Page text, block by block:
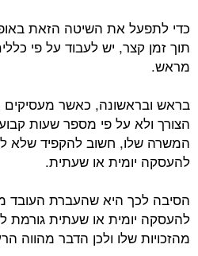
כדי לתפעל את השיטה הזאת
תוך זמן קצר, יש לעבוד על פי
מראש.
בראש ובראשונה, כאשר
הצורך ולא על פי מספר שעות
המשרה שלו, חשוב להקפיד שלא
להעסקה יומית או שעתית.
הסיבה לכך היא שהעברת
להעסקה יומית או שעתית גורמת
מהזכויות שלו ולכן הדבר מהווה